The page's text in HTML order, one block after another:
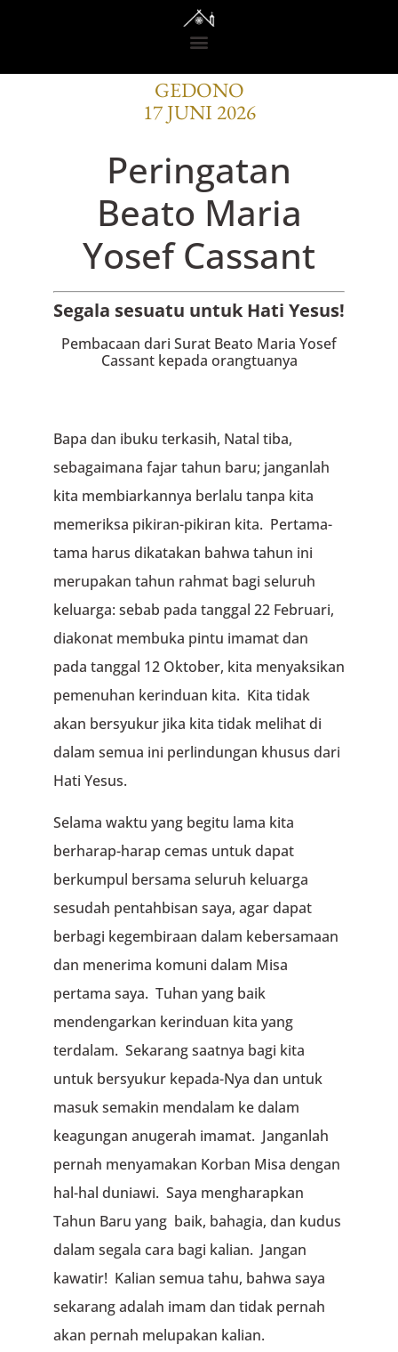
BACAAN OFISI
GEDONO
17 JUNI 2026
Peringatan
Beato Maria
Yosef Cassant
Segala sesuatu untuk Hati Yesus!
Pembacaan dari Surat Beato Maria Yosef
Cassant kepada orangtuanya
Bapa dan ibuku terkasih, Natal tiba,
sebagaimana fajar tahun baru; janganlah
kita membiarkannya berlalu tanpa kita
memeriksa pikiran-pikiran kita. Pertama-
tama harus dikatakan bahwa tahun ini
merupakan tahun rahmat bagi seluruh
keluarga: sebab pada tanggal 22 Februari,
diakonat membuka pintu imamat dan
pada tanggal 12 Oktober, kita menyaksikan
pemenuhan kerinduan kita. Kita tidak
akan bersyukur jika kita tidak melihat di
dalam semua ini perlindungan khusus dari
Hati Yesus.
Selama waktu yang begitu lama kita
berharap-harap cemas untuk dapat
berkumpul bersama seluruh keluarga
sesudah pentahbisan saya, agar dapat
berbagi kegembiraan dalam kebersamaan
dan menerima komuni dalam Misa
pertama saya. Tuhan yang baik
mendengarkan kerinduan kita yang
terdalam. Sekarang saatnya bagi kita
untuk bersyukur kepada-Nya dan untuk
masuk semakin mendalam ke dalam
keagungan anugerah imamat. Janganlah
pernah menyamakan Korban Misa dengan
hal-hal duniawi. Saya mengharapkan
Tahun Baru yang baik, bahagia, dan kudus
dalam segala cara bagi kalian. Jangan
kawatir! Kalian semua tahu, bahwa saya
sekarang adalah imam dan tidak pernah
akan pernah melupakan kalian.